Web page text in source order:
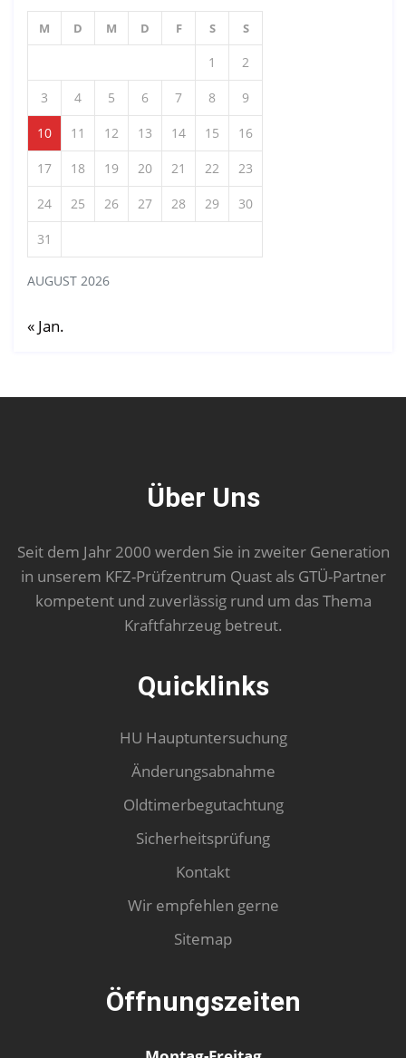
AUGUST 2026
M D M D F S S
1 2
3 4 5 6 7 8 9
10 11 12 13 14 15 16
17 18 19 20 21 22 23
24 25 26 27 28 29 30
31
« Jan.
Über Uns
Seit dem Jahr 2000 werden Sie in zweiter Generation
in unserem KFZ-Prüfzentrum Quast als GTÜ-Partner
kompetent und zuverlässig rund um das Thema
Kraftfahrzeug betreut.
Quicklinks
HU Hauptuntersuchung
Änderungsabnahme
Oldtimerbegutachtung
Sicherheitsprüfung
Kontakt
Wir empfehlen gerne
Sitemap
Öffnungszeiten